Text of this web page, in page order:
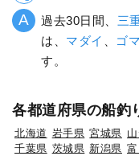
過去30日間、 三
は、 マダイ ゴ
す。
各都道府県の船釣
北海道 岩手県 宮城県
千葉県 茨城県 新潟県